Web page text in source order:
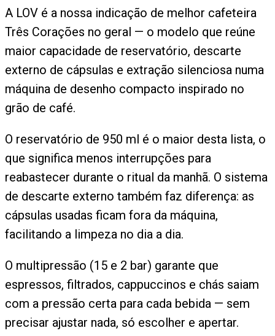
A LOV é a nossa indicação de melhor cafeteira
Três Corações no geral — o modelo que reúne
maior capacidade de reservatório, descarte
externo de cápsulas e extração silenciosa numa
máquina de desenho compacto inspirado no
grão de café.
O reservatório de 950 ml é o maior desta lista, o
que significa menos interrupções para
reabastecer durante o ritual da manhã. O sistema
de descarte externo também faz diferença: as
cápsulas usadas ficam fora da máquina,
facilitando a limpeza no dia a dia.
O multipressão (15 e 2 bar) garante que
espressos, filtrados, cappuccinos e chás saiam
com a pressão certa para cada bebida — sem
precisar ajustar nada, só escolher e apertar.